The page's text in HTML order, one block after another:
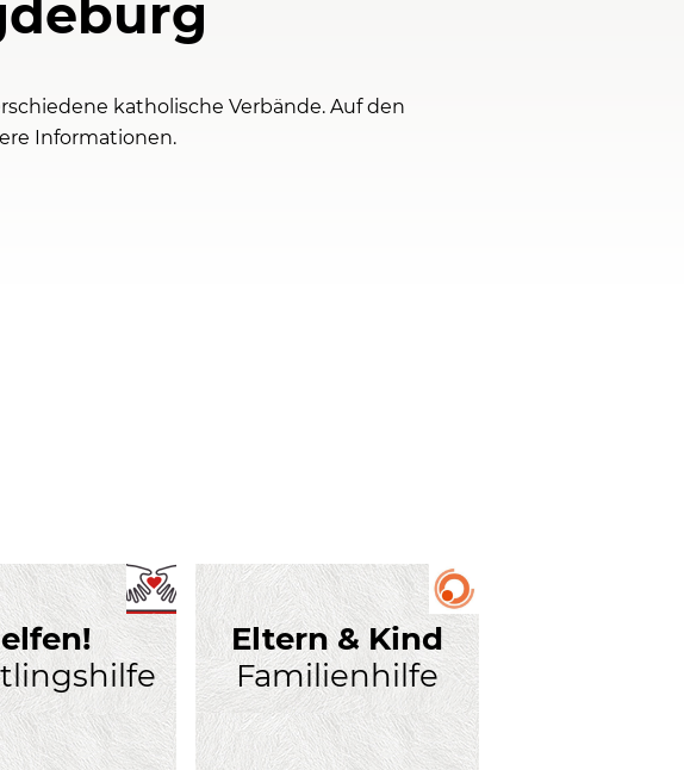
katholische Verbände. Auf den
Informationen.
Eltern & Kind
Familienhilfe